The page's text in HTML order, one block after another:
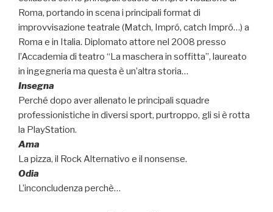
Roma, portando in scena i principali format di
improvvisazione teatrale (Match, Impró, catch Impró…) a
Roma e in Italia. Diplomato attore nel 2008 presso
l’Accademia di teatro “La maschera in soffitta”, laureato
in ingegneria ma questa è un’altra storia…
Insegna
Perché dopo aver allenato le principali squadre
professionistiche in diversi sport, purtroppo, gli si è rotta
la PlayStation.
Ama
La pizza, il Rock Alternativo e il nonsense.
Odia
L’inconcludenza perchè…